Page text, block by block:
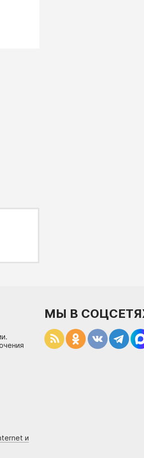
и
МЫ В